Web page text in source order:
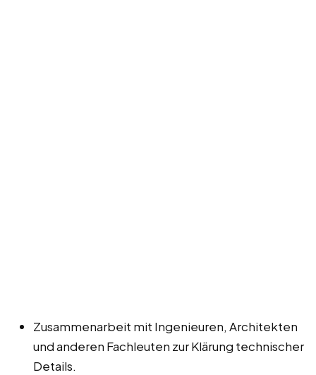
Zusammenarbeit mit Ingenieuren, Architekten
und anderen Fachleuten zur Klärung technischer
Details.